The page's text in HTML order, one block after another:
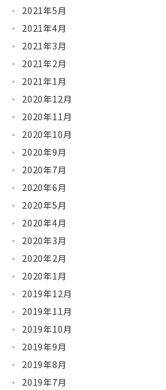
2021年5月
2021年4月
2021年3月
2021年2月
2021年1月
2020年12月
2020年11月
2020年10月
2020年9月
2020年7月
2020年6月
2020年5月
2020年4月
2020年3月
2020年2月
2020年1月
2019年12月
2019年11月
2019年10月
2019年9月
2019年8月
2019年7月